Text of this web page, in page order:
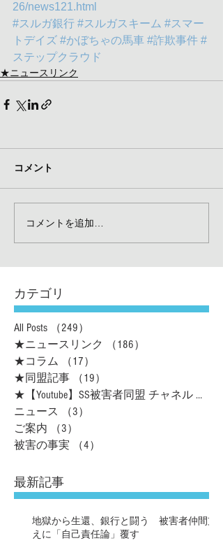
26/news121.html
#スルガ銀行 #スルガスキーム #スマー
トデイズ #かぼちゃの馬車 #詐欺事件 #
ステップクラウド
★ニュースリンク
コメント
コメントを追加…
カテゴリ
All Posts （249）
★ニュースリンク
（186）
★コラム
（17）
★同盟記事
（19）
★【Youtube】SS被害者同盟 チャネル （16）
ニュース
（3）
ご案内
（3）
被害の事実
（4）
最新記事
地獄から生還、銀行と闘う 被害者仲間支
えに「自己責任論」覆す